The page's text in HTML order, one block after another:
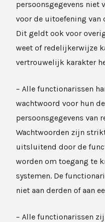
persoonsgegevens niet
voor de uitoefening
Dit geldt ook voor
weet of redelijkerwijze
vertrouwelijk karakter
– Alle functionarissen
wachtwoord voor hun
persoonsgegevens van
Wachtwoorden zijn
uitsluitend door de
worden om toegang te
systemen. De
niet aan derden of aan
– Alle functionarissen